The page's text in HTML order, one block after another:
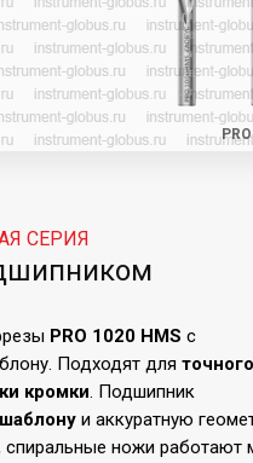
PRO 1020 HMS с
Подходят для точного
кромки. Подшипник
и аккуратную
ножи работают
СЕРИЯ